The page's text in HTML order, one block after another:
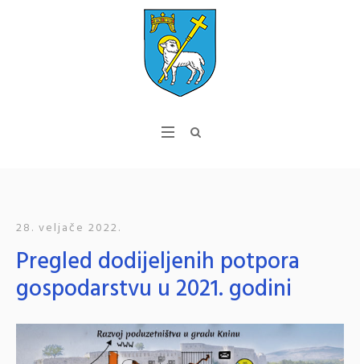
28. veljače 2022.
Pregled dodijeljenih potpora
gospodarstvu u 2021. godini